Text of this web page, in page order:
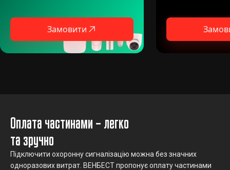
Замовити
Оплата частинами – легко
та зручно
Підключити охоронну сигналізацію можна без значних
одноразових витрат. ВЕНБЕСТ пропонує оплату частинами